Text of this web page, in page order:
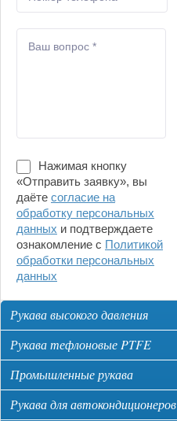
Нажимая кнопку
«Отправить заявку», вы
даёте согласие на
обработку персональных
данных и подтверждаете
ознакомление с Политикой
обработки персональных
данных
Рукава высокого давления
Рукава тефлоновые PTFE
Промышленные рукава
Рукава для автокондиционеров